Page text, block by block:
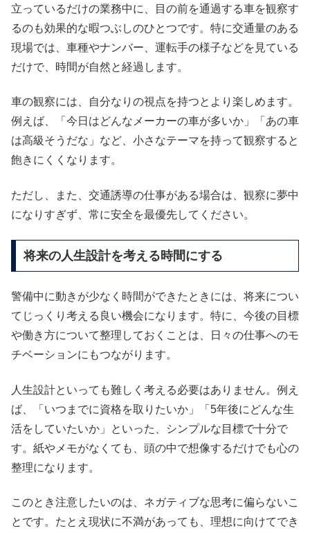
立っているだけの業務中に、目の前を通過する車を観察す
るのも効果的な暇つぶしのひとつです。特に交通量のある
現場では、車種やナンバー、運転手の様子などを見ている
だけで、時間が自然と経過します。
車の観察には、自分なりの視点を持つとより楽しめます。
例えば、「今日はどんなメーカーの車が多いか」「あの車
は高級そうだな」など、小さなテーマを持って観察すると
飽きにくくなります。
ただし、また、交通誘導の仕事がある場合は、観察に夢中
になりすぎず、常に安全を最優先してください。
将来の人生設計を考える時間にする
警備中に動きが少なく時間ができたときには、将来につい
てじっくり考える良い機会になります。特に、今後の目標
や働き方について整理しておくことは、日々の仕事へのモ
チベーションにもつながります。
人生設計といっても難しく考える必要はありません。例え
ば、「いつまでに資格を取りたいか」「5年後にどんな生
活をしていたいか」といった、シンプルな目標で十分で
す。紙やメモがなくても、頭の中で想像するだけでも心の
整理になります。
このとき注意したいのは、ネガティブな思考に偏らないこ
とです。たとえ現状に不満があっても、理想に向けてでき